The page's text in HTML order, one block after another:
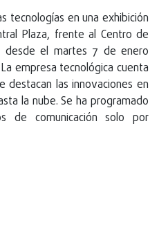
tecnologías en una exhibición
Plaza, frente al Centro de
desde el martes 7 de enero
empresa tecnológica cuenta
destacan las innovaciones en
la nube. Se ha programado
de comunicación solo por